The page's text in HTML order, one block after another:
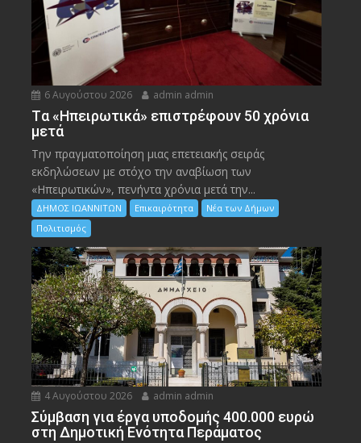
6 Αυγούστου 2026 admin admin
Tα «Ηπειρωτικά» επιστρέφουν 50 χρόνια
μετά
Την πραγματοποίηση μιας επετειακής σειράς
εκδηλώσεων με στόχο την αναβίωση των
«Ηπειρωτικών», πενήντα χρόνια μετά την...
ΔΗΜΟΣ ΙΩΑΝΝΙΤΩΝ Επικαιρότητα
Νέα των Δήμων
Πολιτισμός
4 Αυγούστου 2026 admin admin
Σύμβαση για έργα υποδομής 400.000 ευρώ
στη Δημοτική Ενότητα Περάματος